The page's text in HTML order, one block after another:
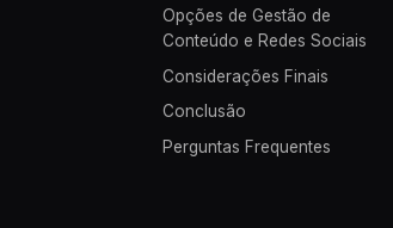
Opções de Gestão de
Conteúdo e Redes Sociais
Considerações Finais
Conclusão
Perguntas Frequentes